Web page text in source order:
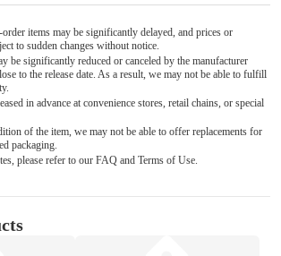
items may be significantly delayed, and prices or
to sudden changes without notice.
be significantly reduced or canceled by the manufacturer
to the release date. As a result, we may not be able to fulfill
in advance at convenience stores, retail chains, or special
of the item, we may not be able to offer replacements for
packaging.
please refer to our FAQ and Terms of Use.